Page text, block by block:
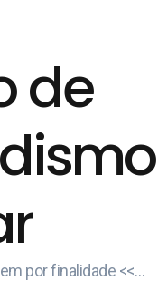
de
por finalidade <<…